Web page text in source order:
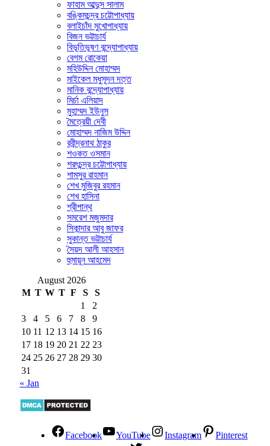
ফাহাম আব্দুস সালাম
বঙ্কিমচন্দ্র চট্টোপাধ্যায়
বলাইচাঁদ মুখোপাধ্যায়
বিজন ভট্টাচার্য
বিভূতিভূষণ বন্দ্যোপাধ্যায়
বেগম রোকেয়া
মহিউদ্দিন মোহাম্মদ
মাইকেল মধুসূদন দত্ত
মানিক বন্দ্যোপাধ্যায়
মির্চা এলিয়াদ
মুহাম্মদ ইউনুস
মৈত্রেয়ী দেবী
মোহাম্মদ নাজিম উদ্দিন
রবীন্দ্রনাথ ঠাকুর
শওকত ওসমান
শরৎচন্দ্র চট্টোপাধ্যায়
শামসুর রাহমান
শেখ মুজিবুর রহমান
শেখ হাসিনা
শ্রীপান্থ
সমরেশ মজুমদার
সিকান্দার আবু জাফর
সুকান্ত ভট্টাচার্য
সৈয়দ আলী আহসান
হুমায়ূন আহমেদ
August 2026
M T W T F S
S
1
2
3
4 5 6 7 8
9
10 11 12 13 14 15 16
17 18 19 20 21 22 23
24 25 26 27 28 29 30
31
« Jan
Facebook YouTube Instagram Pinterest